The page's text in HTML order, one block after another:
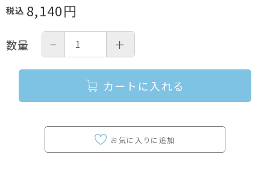
税込 8,140円
数量 − ＋
カートに入れる